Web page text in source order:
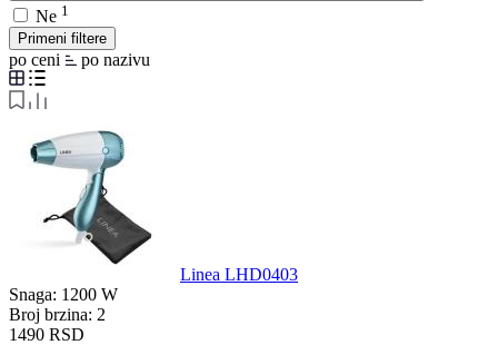
Ne 1
Primeni filtere
po ceni po nazivu
Linea LHD0403
Snaga: 1200 W
Broj brzina: 2
1490 RSD